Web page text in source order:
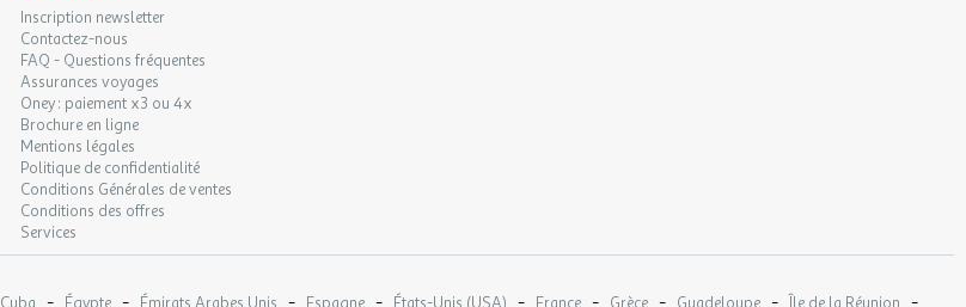
Inscription newsletter
Contactez-nous
FAQ - Questions fréquentes
Assurances voyages
Oney : paiement x3 ou 4x
Brochure en ligne
Mentions légales
Politique de confidentialité
Conditions Générales de ventes
Conditions des offres
Services
- - - - - - - - -